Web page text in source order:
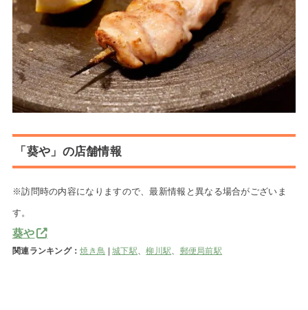
「葵や」の店舗情報
※訪問時の内容になりますので、最新情報と異なる場合がございま
す。
葵や
関連ランキング：焼き鳥 |城下駅、柳川駅、 郵便局前駅